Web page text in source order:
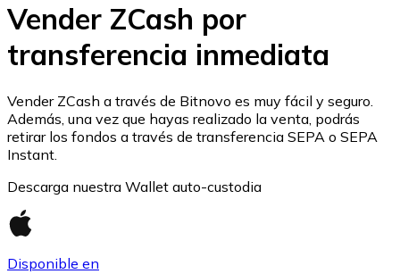
Ethereum
ETH
Vender ZCash por
transferencia inmediata
Vender ZCash a través de Bitnovo es muy fácil y seguro.
Además, una vez que hayas realizado la venta, podrás
retirar los fondos a través de transferencia SEPA o SEPA
Instant.
Descarga nuestra Wallet auto-custodia
Disponible en